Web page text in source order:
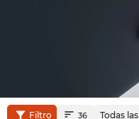
Filtro 36 Todas las